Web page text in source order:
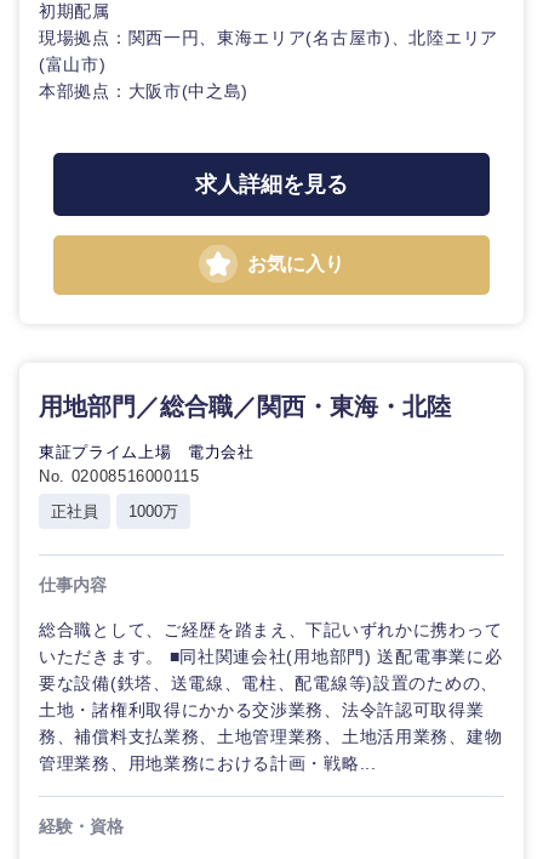
技術職
（モノづ
くり）
専
門
工管理
事務職
その他
建設・施工管理
事務職
コンサル・シンクタンク
広告・宣伝・印刷
マスメディア
エンターテイメント
サービス
新潟県 富山県
長野県
愛知県
近畿地方
滋賀県 京都府
大阪府
初期配属
現場拠点：関西一円、東海エリア(名古屋市)、北陸エリア
(富山市)
本部拠点：大阪市(中之島)
求人詳細を見る
お気に入り
用地部門／総合職／関西・東海・北陸
東証プライム上場 電力会社
No. 02008516000115
正社員
1000万
仕事内容
総合職として、ご経歴を踏まえ、下記いずれかに携わって
いただきます。 ■同社関連会社(用地部門) 送配電事業に必
要な設備(鉄塔、送電線、電柱、配電線等)設置のための、
土地・諸権利取得にかかる交渉業務、法令許認可取得業
務、補償料支払業務、土地管理業務、土地活用業務、建物
管理業務、用地業務における計画・戦略...
経験・資格